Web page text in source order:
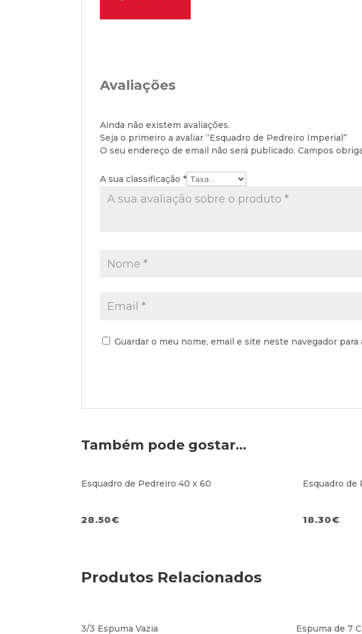
Avaliações
Ainda não existem avaliações.
Seja o primeiro a avaliar “Esquadro de Pedreiro Imperial”
O seu endereço de email não será publicado. Campos
A sua classificação*
Guardar o meu nome, email e site neste navegador
Também pode gostar…
Esquadro de Pedreiro 40 x 60
28.50€
Esquadro de
18.30€
Produtos Relacionados
3/3 Espuma Vazia Espuma de 7